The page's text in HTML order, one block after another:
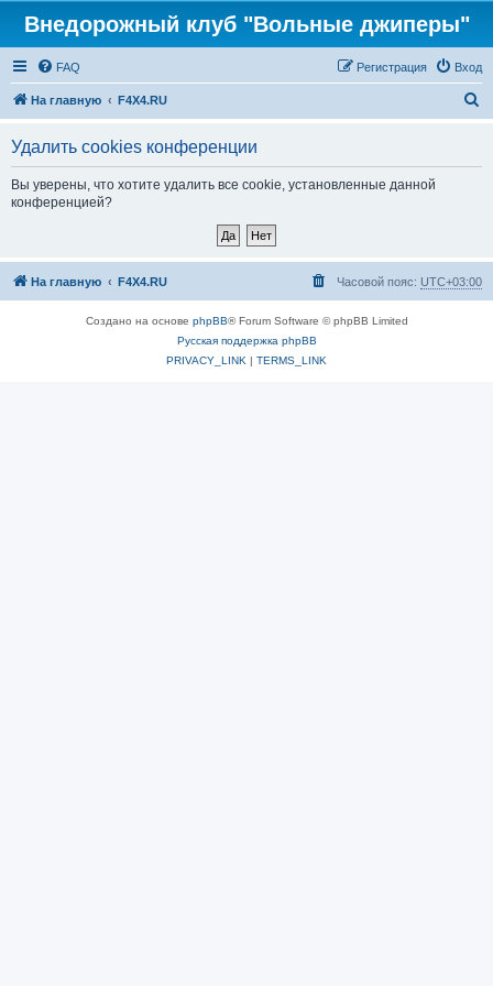
Внедорожный клуб "Вольные джиперы"
FAQ Вход
Регистрация
На главную F4X4.RU
Удалить cookies конференции
Вы уверены, что хотите удалить все cookie, установленные данной
конференцией?
На главную F4X4.RU Часовой пояс: UTC+03:00
Создано на основе phpBB® Forum Software © phpBB Limited
Русская поддержка phpBB
PRIVACY_LINK | TERMS_LINK